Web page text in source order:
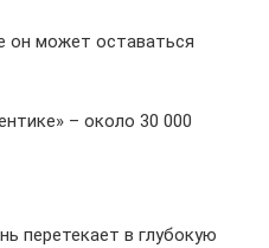
он может оставаться
– около 30 000
перетекает в глубокую